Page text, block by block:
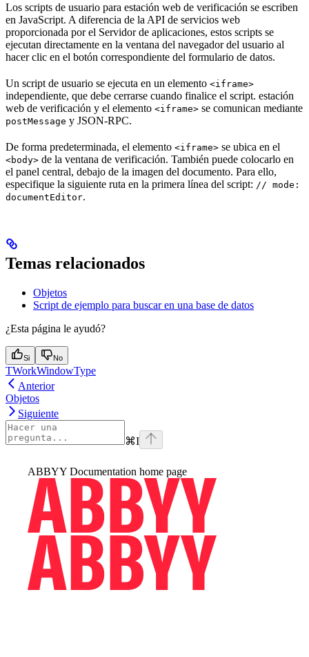
Los scripts de usuario para estación web de verificación se escriben
en JavaScript. A diferencia de la API de servicios web
proporcionada por el Servidor de aplicaciones, estos scripts se
ejecutan directamente en la ventana del navegador del usuario al
hacer clic en el botón correspondiente del formulario de datos.
Un script de usuario se ejecuta en un elemento <iframe>
independiente, que debe cerrarse cuando finalice el script. estación
web de verificación y el elemento <iframe> se comunican mediante
postMessage y JSON-RPC.
De forma predeterminada, el elemento <iframe> se ubica en el
<body> de la ventana de verificación. También puede colocarlo en
el panel central, debajo de la imagen del documento. Para ello,
especifique la siguiente ruta en la primera línea del script: // mode:
documentEditor.
Temas relacionados
Objetos
Script de ejemplo para buscar en una base de datos
¿Esta página le ayudó?
Si No
TWorkWindowType
Anterior
Objetos
Siguiente
⌘I
ABBYY Documentation home page